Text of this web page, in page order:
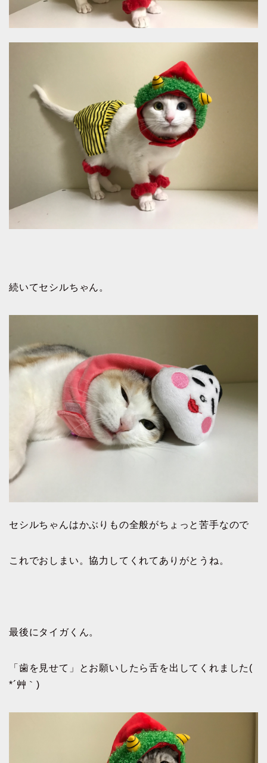
続いてセシルちゃん。
セシルちゃんはかぶりもの全般がちょっと苦手なので
これでおしまい。協力してくれてありがとうね。
最後にタイガくん。
「歯を見せて」とお願いしたら舌を出してくれました(
*´艸｀)